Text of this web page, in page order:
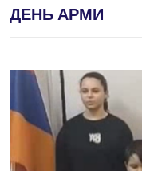
ДЕНЬ АРМИ